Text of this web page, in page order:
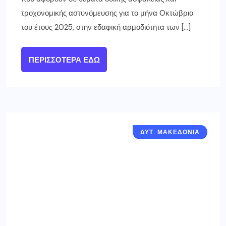
τροχονομικής αστυνόμευσης για το μήνα Οκτώβριο
του έτους 2025, στην εδαφική αρμοδιότητα των […]
ΠΕΡΙΣΣΌΤΕΡΑ ΕΔΏ
ΓΡΕΒΕΝΑ
ΔΥΤ. ΜΑΚΕΔΟΝΙΑ